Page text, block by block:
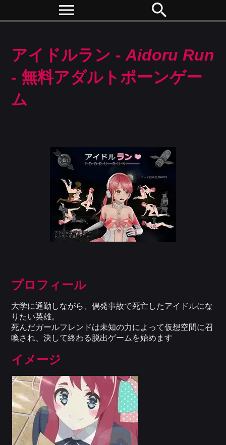
menu search
アイドルラン -Aidoru Run
- 無料アダルトポーンゲー
ム
プロフィール
大学に通勤しながら、偶発事故で死亡したアイドルにな
りたい英雄。
死んだガールフレンドは未知の力によって仮想空間に召
喚され、決して終わる脱出ゲームを始めます
イメージ